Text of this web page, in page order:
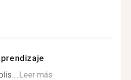
Leer más